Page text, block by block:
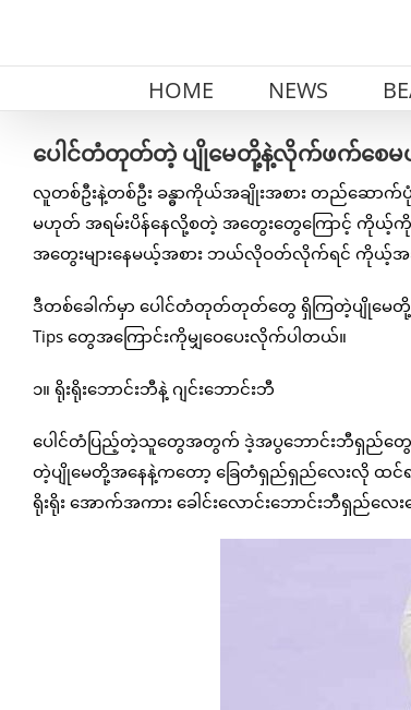
HOME NEWS
ပေါင်တံတုတ်တဲ့ ပျိုမေတို့နဲ့လိုက်ဖက်စေမ
လူတစ်ဦးနဲ့တစ်ဦး ခန္ဓာကိုယ်အချိုးအစား တည်ဆောက်
မဟုတ် အရမ်းပိန်နေလို့စတဲ့ အတွေးတွေကြောင့် ကိုယ့်
အတွေးများနေမယ့်အစား ဘယ်လိုဝတ်လိုက်ရင် ကိုယ့်
ဒီတစ်ခေါက်မှာ ပေါင်တံတုတ်တုတ်တွေ ရှိကြတဲ့ပျိုမေ
Tips တွေအကြောင်းကိုမျှဝေပေးလိုက်ပါတယ်။
၁။ ရိုးရိုးဘောင်းဘီနဲ့ ဂျင်းဘောင်းဘီ
ပေါင်တံပြည့်တဲ့သူတွေအတွက် ဒဲ့အပွဘောင်းဘီရှည်တွေက
တဲ့ပျိုမေတို့အနေနဲ့ကတော့ ခြေတံရှည်ရှည်လေးလို ထင်ရ
ရိုးရိုး အောက်အကား ခေါင်းလောင်းဘောင်းဘီရှ